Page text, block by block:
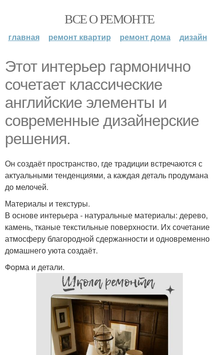
ВСЕ О РЕМОНТЕ
главная ремонт квартир ремонт дома дизайн
Этот интерьер гармонично
сочетает классические
английские элементы и
современные дизайнерские
решения.
Он создаёт пространство, где традиции встречаются с
актуальными тенденциями, а каждая деталь продумана
до мелочей.
Материалы и текстуры.
В основе интерьера - натуральные материалы: дерево,
камень, тканые текстильные поверхности. Их сочетание
атмосферу благородной сдержанности и одновременно
домашнего уюта создаёт.
Форма и детали.